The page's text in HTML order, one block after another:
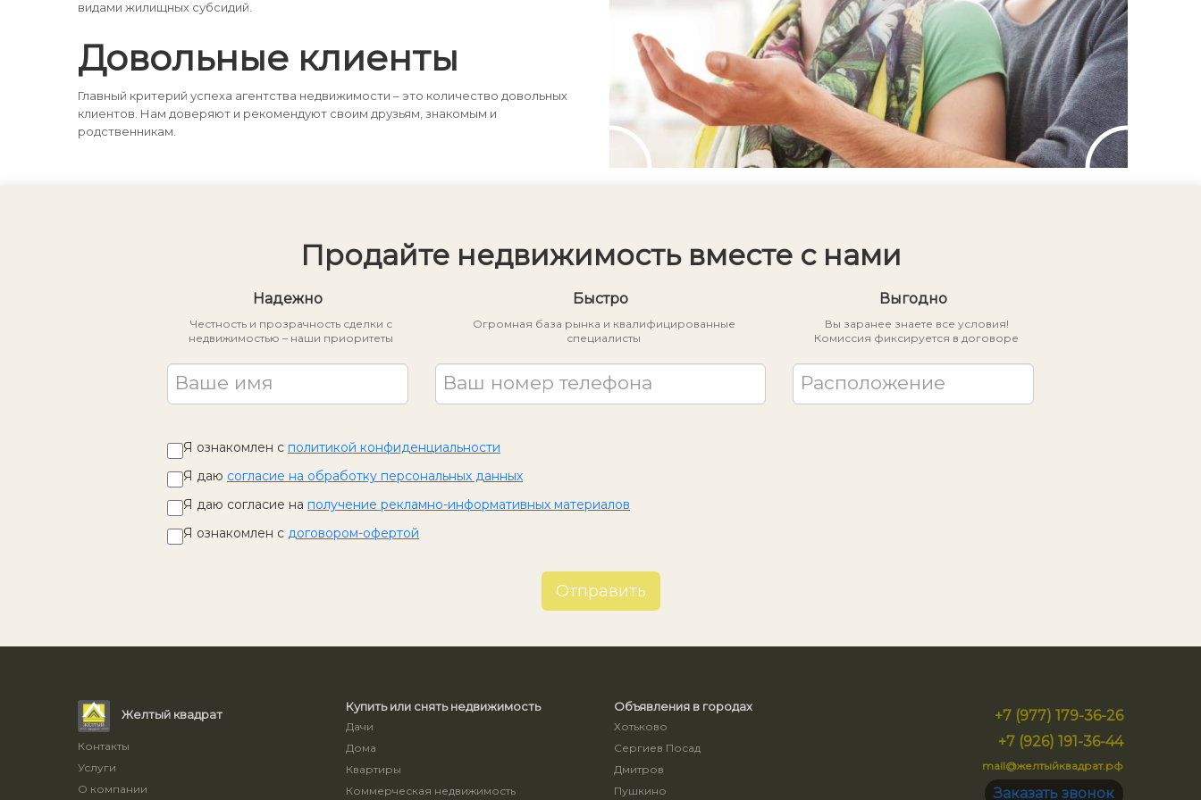
Сергиевой лавры и центра Сергиева
Посада — около 15 минут на
автомобиле. 📍 Отличное
сочетание городского комфорта,
удобной транспортной доступности
и жизни в собственном просторном
видами жилищных субсидий.
Довольные клиенты
Главный критерий успеха агентства недвижимости – это количество довольных
клиентов. Нам доверяют и рекомендуют своим друзьям, знакомым и
родственникам.
Продайте недвижимость вместе с нами
Надежно
Честность и прозрачность сделки с
недвижимостью – наши приоритеты
Быстро
Огромная база рынка и квалифицированные
специалисты
Выгодно
Вы заранее знаете все условия!
Комиссия фиксируется в договоре
Ваше имя Ваш номер телефона Расположение
Я ознакомлен с политикой конфиденциальности
Я даю согласие на обработку персональных данных
Я даю согласие на получение рекламно-информативных материалов
Я ознакомлен с договором-офертой
Отправить
Желтый квадрат
Контакты
Услуги
О компании
Купить или снять недвижимость
Дачи
Дома
Квартиры
Коммерческая недвижимость
Объявления в городах
Хотьково
Сергиев Посад
Дмитров
Пушкино
+7 (977) 179-36-26
+7 (926) 191-36-44
mail@желтыйквадрат.рф
Заказать звонок